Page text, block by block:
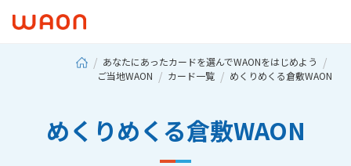
あなたにあったカードを選んでWAONをはじめよう
ご当地WAON
カード一覧 めくりめくる倉敷WAON
めくりめくる倉敷WAON